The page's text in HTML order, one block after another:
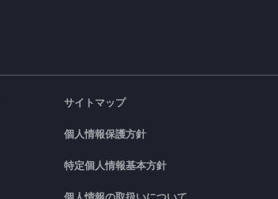
サイトマップ
個人情報保護方針
特定個人情報基本方針